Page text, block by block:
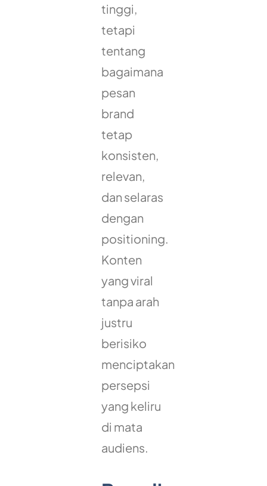
tinggi,
tetapi
tentang
bagaimana
pesan
brand
tetap
konsisten,
relevan,
dan selaras
dengan
positioning.
Konten
yang viral
tanpa arah
justru
berisiko
menciptakan
persepsi
yang keliru
di mata
audiens.